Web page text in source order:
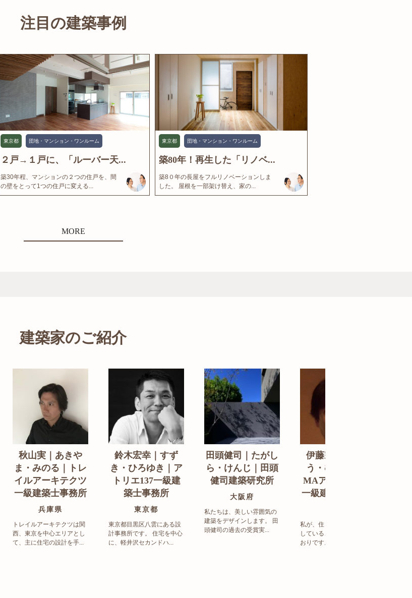
注目の建築事例
東京都 団地・マンション・ワンルーム
２戸→１戸に、「ルーバー天...
築30年程、マンションの２つの住戸を、間
の壁をとって1つの住戸に変える...
東京都 団地・マンション・ワンルーム
築80年！再生した「リノベ...
築8０年の長屋をフルリノベーションしま
した。 屋根を一部架け替え、家の...
MORE
建築家のご紹介
秋山実｜あきや
ま・みのる｜トレ
イルアーキテクツ
一級建築士事務所
兵庫県
トレイルアーキテクツは関
西、東京を中心エリアとし
て、主に住宅の設計を手...
鈴木宏幸｜すず
き・ひろゆき｜ア
トリエ137一級建
築士事務所
東京都
東京都目黒区八雲にある設
計事務所です。 住宅を中心
に、軽井沢セカンドハ...
田頭健司｜たがし
ら・けんじ｜田頭
健司建築研究所
大阪府
私たちは、美しい雰囲気の
建築をデザインします。 田
頭健司の過去の受賞実...
伊藤宗明｜いと
う・むねあき｜
MAアーキテクト
一級建築士事務所
私が、住まい造りで大事に
していることは、以下のと
おりです。 洗練された...